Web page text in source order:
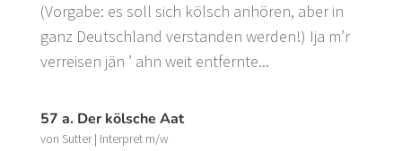
(Vorgabe: es soll sich kölsch anhören, aber in
ganz Deutschland verstanden werden!) Ija m’r
verreisen jän ’ ahn weit entfernte...
57 a. Der kölsche Aat
von Sutter| Interpret m/w